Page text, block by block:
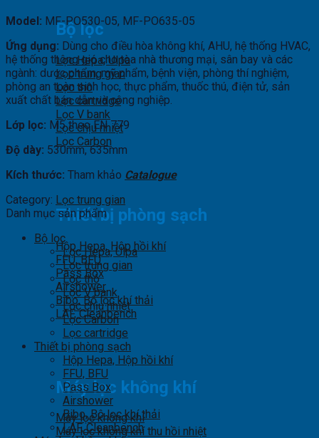
Bộ lọc
Lọc Hepa, Ulpa
Lọc trung gian
Lọc thô
Lọc cartridge
Lọc V bank
Lọc chịu nhiệt
Lọc Carbon
Thiết bị phòng sạch
Hộp Hepa, Hộp hồi khí
FFU, BFU
Pass Box
Airshower
Bibo, Bộ lọc khí thải
LAF, Cleanbench
Máy lọc không khí
Máy lọc không khí
Máy lọc không khí thu hồi nhiệt
Model: MF-PO530-05, MF-PO635-05
Ứng dụng: Dùng cho điều hòa không khí, AHU, hệ thống HVAC,
hệ thống thông gió cho tòa nhà thương mại, sân bay và các
ngành: dược phẩm, mỹ phẩm, bệnh viện, phòng thí nghiệm,
phòng an toàn sinh học, thực phẩm, thuốc thú, điện tử, sản
xuất chất bán dẫn và công nghiệp.
Lớp lọc: M5 theo EN 779
Độ dày: 530mm, 635mm
Kích thước: Tham khảo Catalogue
Category: Lọc trung gian
Danh mục sản phẩm
Bộ lọc
Lọc Hepa, Ulpa
Lọc trung gian
Lọc thô
Lọc V bank
Lọc chịu nhiệt
Lọc Carbon
Lọc cartridge
Thiết bị phòng sạch
Hộp Hepa, Hộp hồi khí
FFU, BFU
Pass Box
Airshower
Bibo, Bộ lọc khí thải
LAF, Cleanbench